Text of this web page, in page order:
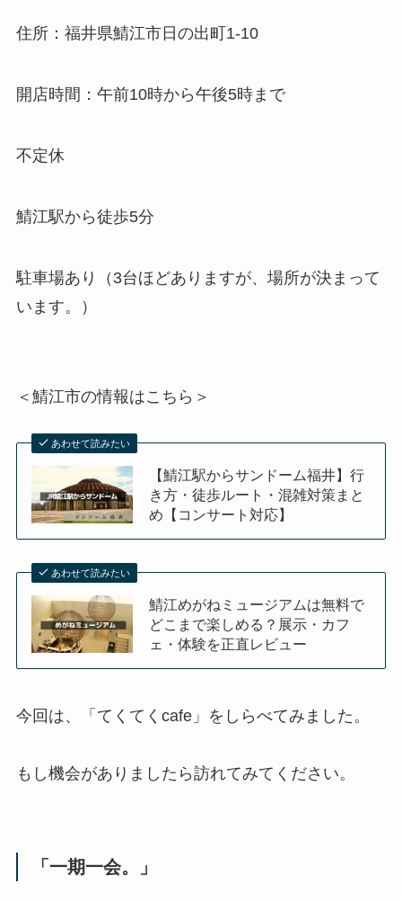
住所：福井県鯖江市日の出町1-10
開店時間：午前10時から午後5時まで
不定休
鯖江駅から徒歩5分
駐車場あり（3台ほどありますが、場所が決まって
います。）
＜鯖江市の情報はこちら＞
あわせて読みたい
【鯖江駅からサンドーム福井】行
き方・徒歩ルート・混雑対策まと
め【コンサート対応】
あわせて読みたい
鯖江めがねミュージアムは無料で
どこまで楽しめる？展示・カフ
ェ・体験を正直レビュー
今回は、「てくてくcafe」をしらべてみました。
もし機会がありましたら訪れてみてください。
「一期一会。」